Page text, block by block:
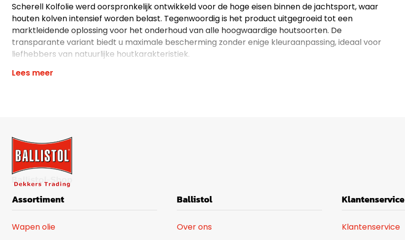
Scherell Kolfolie werd oorspronkelijk ontwikkeld voor de hoge eisen binnen de jachtsport, waar
houten kolven intensief worden belast. Tegenwoordig is het product uitgegroeid tot een
marktleidende oplossing voor het onderhoud van alle hoogwaardige houtsoorten. De
transparante variant biedt u maximale bescherming zonder enige kleuraanpassing, ideaal voor
liefhebbers van natuurlijke houtkarakteristiek.
Lees meer
Assortiment
Wapen olie
Ballistol
Over ons
Klantenservice
Klantenservice